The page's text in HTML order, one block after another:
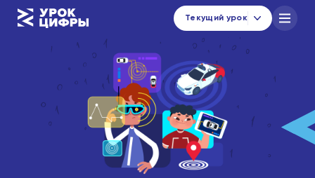
Каталог уроков
Навигатор по материалам
Новости
urok@data-economy.ru
Текущий урок